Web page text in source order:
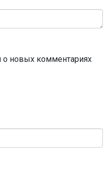
о новых комментариях